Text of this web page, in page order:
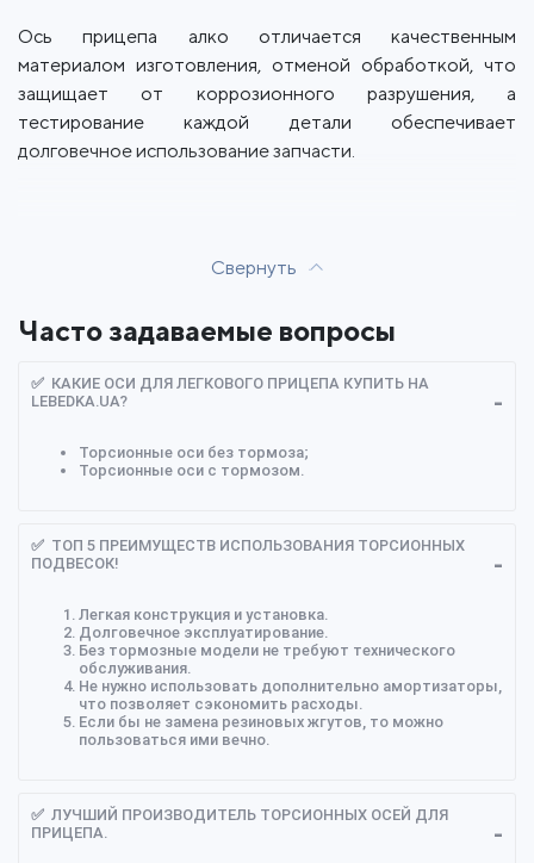
Ось прицепа алко отличается качественным
материалом изготовления, отменой обработкой, что
защищает от коррозионного разрушения, а
тестирование каждой детали обеспечивает
долговечное использование запчасти.
Свернуть
Часто задаваемые вопросы
✅ КАКИЕ ОСИ ДЛЯ ЛЕГКОВОГО ПРИЦЕПА КУПИТЬ НА
LEBEDKA.UA?
Торсионные оси без тормоза;
Торсионные оси с тормозом.
✅ ТОП 5 ПРЕИМУЩЕСТВ ИСПОЛЬЗОВАНИЯ ТОРСИОННЫХ
ПОДВЕСОК!
Легкая конструкция и установка.
Долговечное эксплуатирование.
Без тормозные модели не требуют технического
обслуживания.
Не нужно использовать дополнительно амортизаторы,
что позволяет сэкономить расходы.
Если бы не замена резиновых жгутов, то можно
пользоваться ими вечно.
✅ ЛУЧШИЙ ПРОИЗВОДИТЕЛЬ ТОРСИОННЫХ ОСЕЙ ДЛЯ
ПРИЦЕПА.